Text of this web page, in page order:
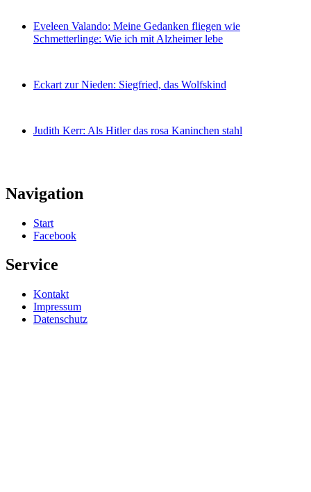
Eveleen Valando: Meine Gedanken fliegen wie
Schmetterlinge: Wie ich mit Alzheimer lebe
Eckart zur Nieden: Siegfried, das Wolfskind
Judith Kerr: Als Hitler das rosa Kaninchen stahl
Navigation
Start
Facebook
Service
Kontakt
Impressum
Datenschutz